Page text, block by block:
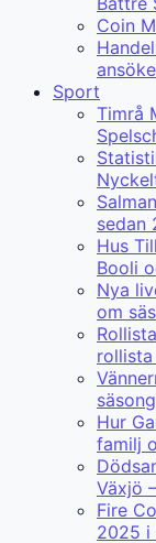
Coin
Sport
Timrå
sedan
Hus
Booli
Nya
om
Hur
familj
Växjö
Fire
2025 i